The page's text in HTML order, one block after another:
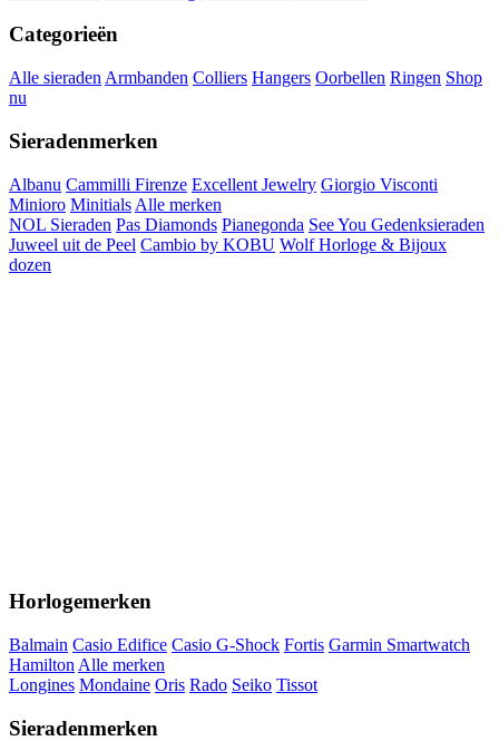
Categorieën
Alle sieraden Armbanden Colliers Hangers Oorbellen Ringen Shop
nu
Sieradenmerken
Albanu Cammilli Firenze Excellent Jewelry Giorgio Visconti
Minioro Minitials Alle merken
NOL Sieraden Pas Diamonds Pianegonda See You Gedenksieraden
Juweel uit de Peel Cambio by KOBU Wolf Horloge & Bijoux
dozen
Horlogemerken
Balmain Casio Edifice Casio G-Shock Fortis Garmin Smartwatch
Hamilton Alle merken
Longines Mondaine Oris Rado Seiko Tissot
Sieradenmerken